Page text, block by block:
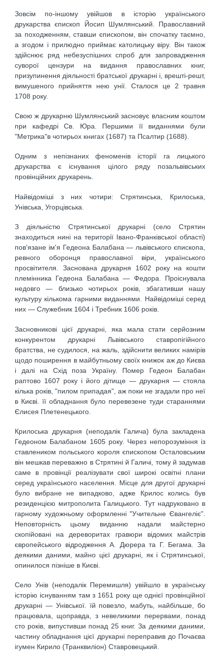
Зовсім по-іншому увійшов в історію українського
друкарства єпископ Йосип Шумлянський. Православний
за походженням, ставши єпископом, він спочатку таємно,
а згодом і прилюдно приймає католицьку віру. Він також
здійснює ряд небезуспішних спроб для запровадження
суворої цензури на видання православних книг,
призупинення діяльності братської друкарні і, врешті-решт,
вимушеного прийняття нею унії. Сталося це 2 травня
1708 року.
Свою ж друкарню Шумлянський засновує власним коштом
при кафедрі Св. Юра. Першими її виданнями були
"Метрика"в чотирьох книгах (1687) та Псалтир (1688).
Одним з непізнаних феноменів історії га лицького
друкарства є існування цілого ряду позальвівських
провінційних друкарень.
Найвідоміші з них чотири: Стрятинська, Крилоська,
Унівська, Угорцівська.
З діяльністю Стрятинської друкарні (село Стрятин
знаходиться нині на території Івано-Франківської області)
пов'язане ім'я Гедеона Балабана — львівського єпископа,
ревного оборонця православної віри, українського
просвітителя. Заснована друкарня 1602 року на кошти
племінника Гедеона Балабана — Федора. Проіснувала
недовго — близько чотирьох років, збагативши нашу
культуру кількома гарними виданнями. Найвідоміші серед
них — Служебник 1604 і Требник 1606 років.
Засновникові цієї друкарні, яка мала стати серйозним
конкурентом друкарні Львівського ставропігійного
братства, не судилося, на жаль, здійснити великих намірів
щодо поширення в майбутньому своїх книжок аж до Києва
і далі на Схід поза Україну. Помер Гедеон Балабан
раптово 1607 року і його дітище — друкарня — стояла
кілька років, "пилом припадая", аж поки не згадали про неї
в Києві. її обладнання було перевезене туди стараннями
Єлисея Плетенецького.
Крилоська друкарня (неподалік Галича) була закладена
Гедеоном Балабаном 1605 року. Через непорозуміння із
ставлеником польського короля єпископом Осталовським
він мешкав переважно в Стрятині й Галичі, тому й задумав
саме в провінції реалізувати свої широкі освітні плани
серед українського населення. Місце для другої друкарні
було вибране не випадково, адже Крилос колись був
резиденцією митрополита Галицького. Тут надруковано в
гарному художньому оформленні "Учительне Євангеліє".
Неповторність цьому виданню надали майстерно
скопійовані на дереворитах гравюри відомих майстрів
європейського відродження А. Дюрера та Г. Бегама. За
деякими даними, майно цієї друкарні, як і Стрятинської,
опинилося пізніше в Києві.
Село Унів (неподалік Перемишля) увійшло в українську
історію існуванням там з 1651 року ще однієї провінційної
друкарні — Унівської. їй повезло, мабуть, найбільше, бо
працювала, щоправда, з невеликими перервами, понад
сто років, випустивши понад 25 книг. За деякими даними,
частину обладнання цієї друкарні переправив до Почаєва
ігумен Кирило (Транквиліон) Ставровецький.